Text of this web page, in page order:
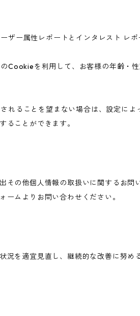
ー属性レポートとインタレスト レポ
Cookieを利用して、お客様の年齢・
れることを望まない場合は、設定に
ることができます。
その他個人情報の取扱いに関するお
ームよりお問い合わせください。
況を適宜見直し、継続的な改善に努